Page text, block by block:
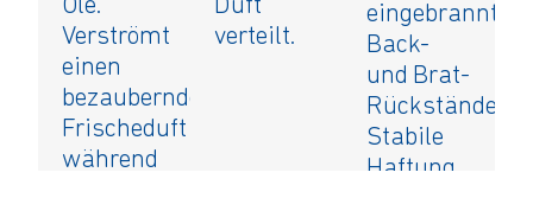
Öle.
Verströmt
einen
bezaubernden
Frischeduft
während
Duft
verteilt.
eingebrannte
Back-
und Brat-
Rückstände.
Stabile
Haftung